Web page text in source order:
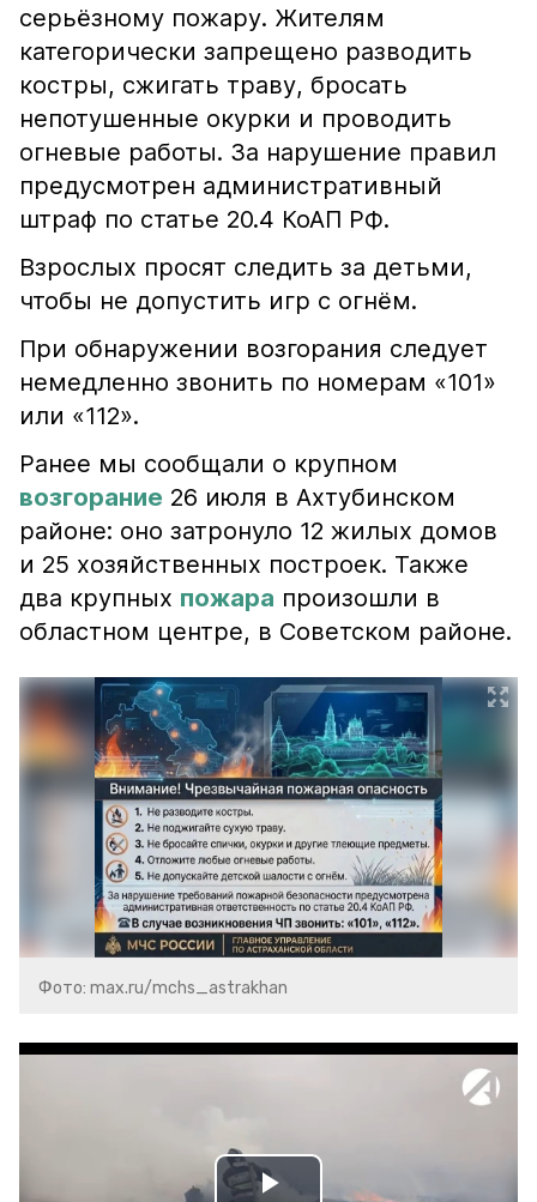
серьёзному пожару. Жителям
категорически запрещено разводить
костры, сжигать траву, бросать
непотушенные окурки и проводить
огневые работы. За нарушение правил
предусмотрен административный
штраф по статье 20.4 КоАП РФ.
Взрослых просят следить за детьми,
чтобы не допустить игр с огнём.
При обнаружении возгорания следует
немедленно звонить по номерам «101»
или «112».
Ранее мы сообщали о крупном
возгорание 26 июля в Ахтубинском
районе: оно затронуло 12 жилых домов
и 25 хозяйственных построек. Также
два крупных пожара произошли в
областном центре, в Советском районе.
Фото: max.ru/mchs_astrakhan